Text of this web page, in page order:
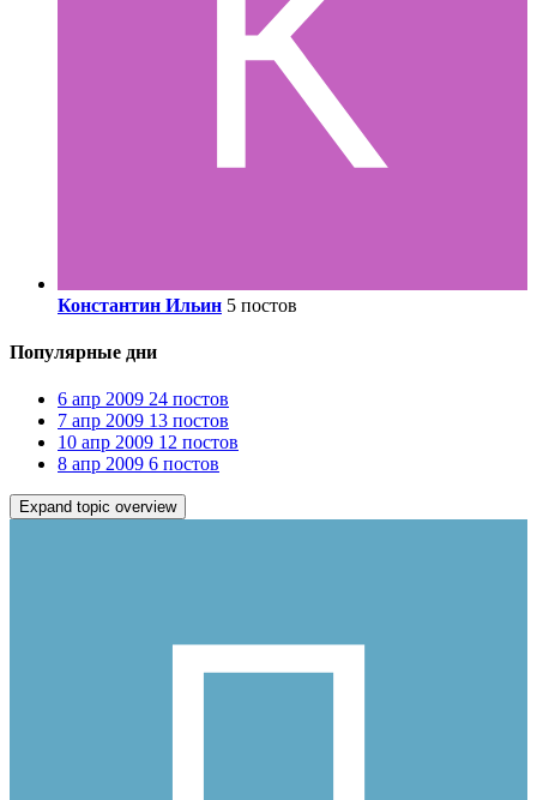
Константин Ильин 5 постов
Популярные дни
6 апр 2009 24 постов
7 апр 2009 13 постов
10 апр 2009 12 постов
8 апр 2009 6 постов
Expand topic overview